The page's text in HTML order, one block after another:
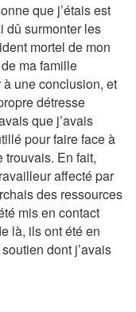
que j’étais est
dû surmonter les
mortel de mon
ma famille
à une conclusion, et
détresse
que j’avais
pour faire face à
trouvais. En fait,
affecté par
des ressources
mis en contact
là, ils ont été en
dont j’avais